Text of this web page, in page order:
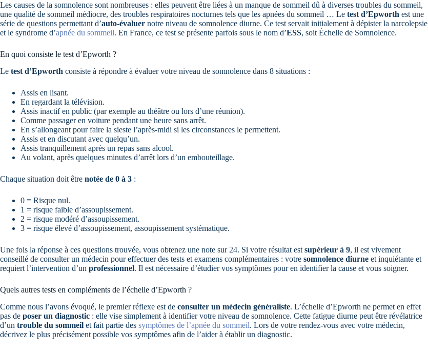
Les causes de la somnolence sont nombreuses : elles peuvent être liées à un manque de sommeil dû à diverses troubles du sommeil,
une qualité de sommeil médiocre, des troubles respiratoires nocturnes tels que les apnées du sommeil … Le test d’Epworth est une
série de questions permettant d’auto-évaluer notre niveau de somnolence diurne. Ce test servait initialement à dépister la narcolepsie
et le syndrome d’apnée du sommeil. En France, ce test se présente parfois sous le nom d’ESS, soit Échelle de Somnolence.
En quoi consiste le test d’Epworth ?
Le test d’Epworth consiste à répondre à évaluer votre niveau de somnolence dans 8 situations :
Assis en lisant.
En regardant la télévision.
Assis inactif en public (par exemple au théâtre ou lors d’une réunion).
Comme passager en voiture pendant une heure sans arrêt.
En s’allongeant pour faire la sieste l’après-midi si les circonstances le permettent.
Assis et en discutant avec quelqu’un.
Assis tranquillement après un repas sans alcool.
Au volant, après quelques minutes d’arrêt lors d’un embouteillage.
Chaque situation doit être notée de 0 à 3 :
0 = Risque nul.
1 = risque faible d’assoupissement.
2 = risque modéré d’assoupissement.
3 = risque élevé d’assoupissement, assoupissement systématique.
Une fois la réponse à ces questions trouvée, vous obtenez une note sur 24. Si votre résultat est supérieur à 9, il est vivement
conseillé de consulter un médecin pour effectuer des tests et examens complémentaires : votre somnolence diurne et inquiétante et
requiert l’intervention d’un professionnel. Il est nécessaire d’étudier vos symptômes pour en identifier la cause et vous soigner.
Quels autres tests en compléments de l’échelle d’Epworth ?
Comme nous l’avons évoqué, le premier réflexe est de consulter un médecin généraliste. L’échelle d’Epworth ne permet en effet
pas de poser un diagnostic : elle vise simplement à identifier votre niveau de somnolence. Cette fatigue diurne peut être révélatrice
d’un trouble du sommeil et fait partie des symptômes de l’apnée du sommeil. Lors de votre rendez-vous avec votre médecin,
décrivez le plus précisément possible vos symptômes afin de l’aider à établir un diagnostic.